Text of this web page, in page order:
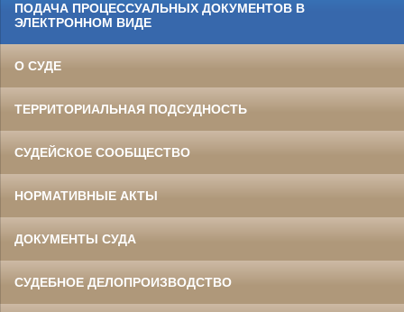
ПОДАЧА ПРОЦЕССУАЛЬНЫХ ДОКУМЕНТОВ В
ЭЛЕКТРОННОМ ВИДЕ
О СУДЕ
ТЕРРИТОРИАЛЬНАЯ ПОДСУДНОСТЬ
СУДЕЙСКОЕ СООБЩЕСТВО
НОРМАТИВНЫЕ АКТЫ
ДОКУМЕНТЫ СУДА
СУДЕБНОЕ ДЕЛОПРОИЗВОДСТВО